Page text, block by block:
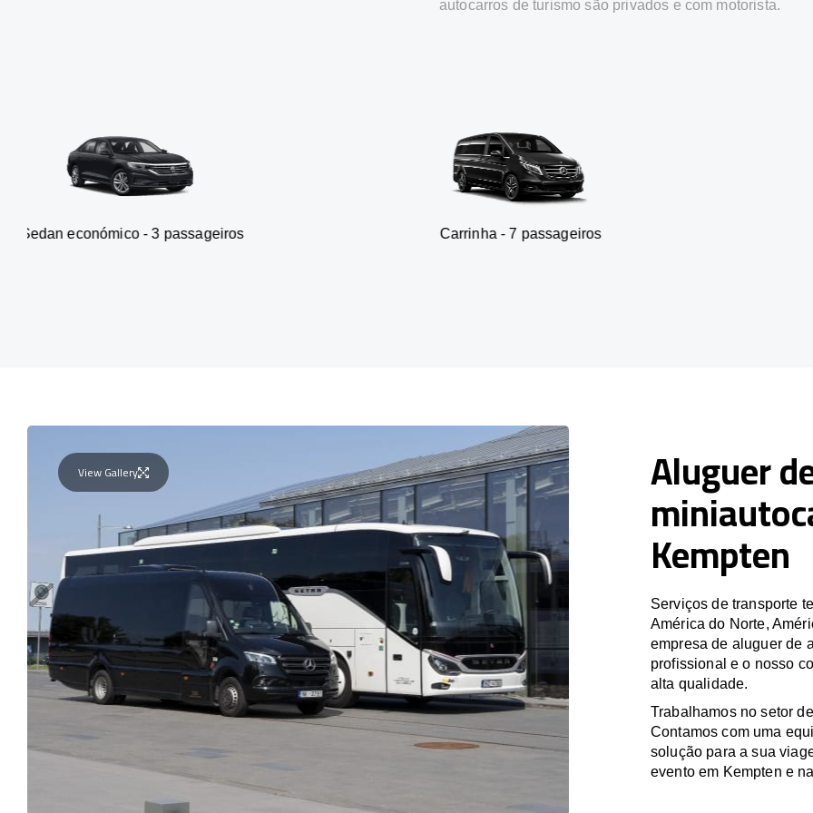
autocarros de turismo são privados e com motorista.
- 3 passageiros Carrinha - 7 passageiros SUV - 3
View Gallery Aluguer
Kempten
Serviços de transporte
América do Norte,
empresa de aluguer de
profissional e o nosso
alta qualidade.
Trabalhamos no setor
Contamos com uma
solução para a sua
evento em Kempten e